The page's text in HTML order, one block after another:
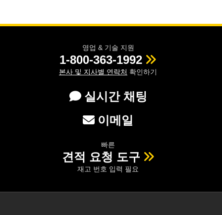
영업 & 기술 지원
1-800-363-1992
본사 및 지사별 연락처 확인하기
실시간 채팅
이메일
빠른
견적 요청 도구
재고 번호 입력 필요